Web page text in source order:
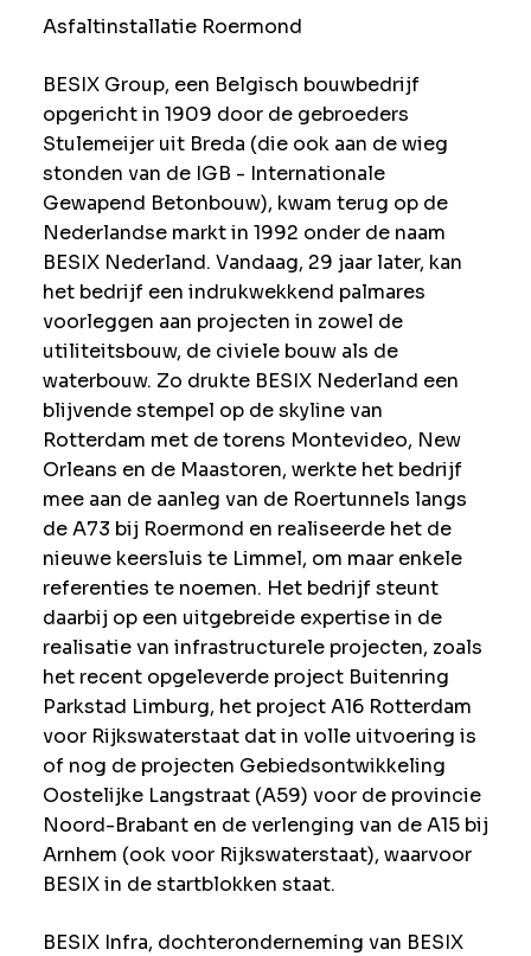
Asfaltinstallatie Roermond
BESIX Group, een Belgisch bouwbedrijf
opgericht in 1909 door de gebroeders
Stulemeijer uit Breda (die ook aan de wieg
stonden van de IGB - Internationale
Gewapend Betonbouw), kwam terug op de
Nederlandse markt in 1992 onder de naam
BESIX Nederland. Vandaag, 29 jaar later, kan
het bedrijf een indrukwekkend palmares
voorleggen aan projecten in zowel de
utiliteitsbouw, de civiele bouw als de
waterbouw. Zo drukte BESIX Nederland een
blijvende stempel op de skyline van
Rotterdam met de torens Montevideo, New
Orleans en de Maastoren, werkte het bedrijf
mee aan de aanleg van de Roertunnels langs
de A73 bij Roermond en realiseerde het de
nieuwe keersluis te Limmel, om maar enkele
referenties te noemen. Het bedrijf steunt
daarbij op een uitgebreide expertise in de
realisatie van infrastructurele projecten, zoals
het recent opgeleverde project Buitenring
Parkstad Limburg, het project A16 Rotterdam
voor Rijkswaterstaat dat in volle uitvoering is
of nog de projecten Gebiedsontwikkeling
Oostelijke Langstraat (A59) voor de provincie
Noord-Brabant en de verlenging van de A15 bij
Arnhem (ook voor Rijkswaterstaat), waarvoor
BESIX in de startblokken staat.
BESIX Infra, dochteronderneming van BESIX